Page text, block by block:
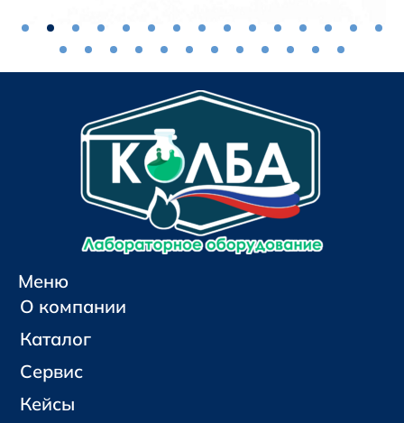
Меню
О компании
Каталог
Сервис
Кейсы